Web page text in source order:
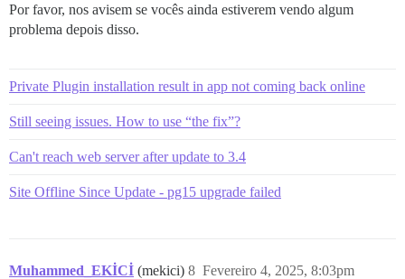
Por favor, nos avisem se vocês ainda estiverem vendo algum
problema depois disso.
Private Plugin installation result in app not coming back online
Still seeing issues. How to use “the fix”?
Can't reach web server after update to 3.4
Site Offline Since Update - pg15 upgrade failed
Muhammed_EKİCİ (mekici) Fevereiro 4, 2025, 8:03pm
8